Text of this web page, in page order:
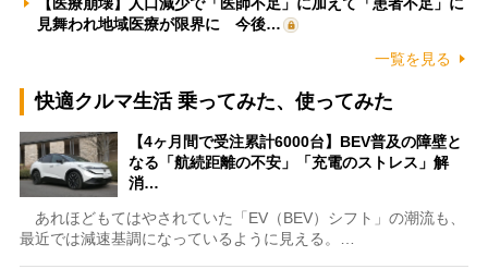
見舞われ地域医療が限界に 今後…
一覧を見る
快適クルマ生活 乗ってみた、使ってみた
【4ヶ月間で受注累計6000台】BEV普及の障壁と
なる「航続距離の不安」「充電のストレス」解
消…
あれほどもてはやされていた「EV（BEV）シフト」の潮流も、
最近では減速基調になっているように見える。…